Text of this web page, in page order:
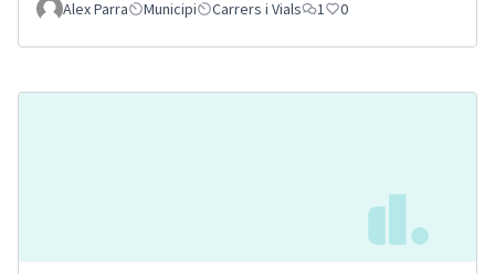
Alex Parra Municipi Carrers i Vials 1 0